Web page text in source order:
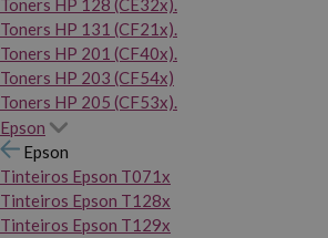
Toners HP 128 (CE32x).
Toners HP 131 (CF21x).
Toners HP 201 (CF40x).
Toners HP 203 (CF54x)
Toners HP 205 (CF53x).
Epson
Epson
Tinteiros Epson T071x
Tinteiros Epson T128x
Tinteiros Epson T129x